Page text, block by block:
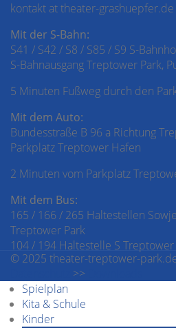
kontakt at theater-grashuepfer.de
Mit der S-Bahn:
S41 / S42 / S8 / S85 / S9 S-
S-Bahnausgang Treptower Park,
5 Minuten Fußweg durch den
Mit dem Auto:
Bundesstraße B 96 a Richtung
Parkplatz Treptower Hafen
2 Minuten vom Parkplatz
Mit dem Bus:
165 / 166 / 265 Haltestellen
Treptower Park
104 / 194 Haltestelle S Treptower
© 2025 theater-treptower-
>>
Spielplan
Kita & Schule
Kinder